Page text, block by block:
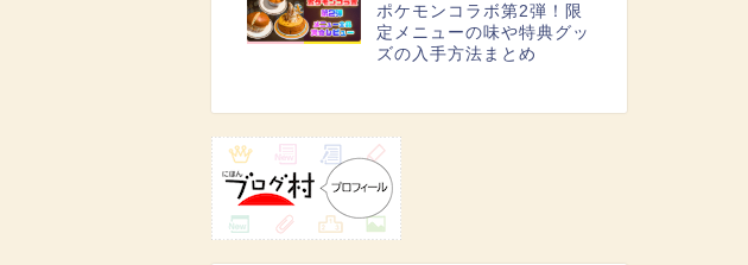
ポケモンコラボ第2弾！限
定メニューの味や特典グッ
ズの入手方法まとめ